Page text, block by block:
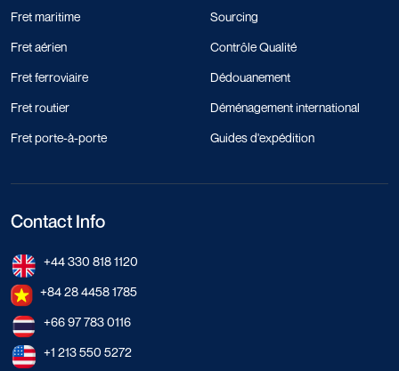
Fret maritime
Fret aérien
Fret ferroviaire
Fret routier
Fret porte-à-porte
Sourcing
Contrôle Qualité
Dédouanement
Déménagement international
Guides d'expédition
Contact Info
+44 330 818 1120
+84 28 4458 1785
+66 97 783 0116
+1 213 550 5272